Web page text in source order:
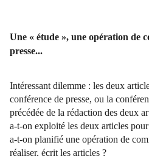
Une « étude », une opération de
presse...
Intéressant dilemme : les deux
conférence de presse, ou la
précédée de la rédaction des deux
a-t-on exploité les deux articles
a-t-on planifié une opération de
réaliser, écrit les articles ?